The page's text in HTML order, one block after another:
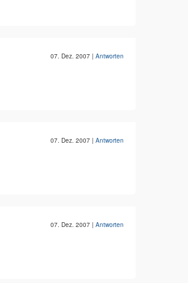
07. Dez. 2007 | Antworten
07. Dez. 2007 | Antworten
07. Dez. 2007 | Antworten